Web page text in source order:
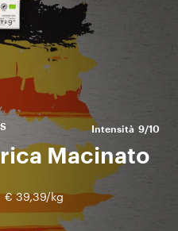
Intensità 9/10
Macinato
€ 39,39/kg